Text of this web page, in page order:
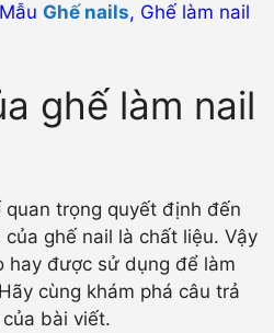
Ghế nails, Ghế làm nail
ghế làm nail
trọng quyết định đến
ghế nail là chất liệu. Vậy
hay được sử dụng để làm
cùng khám phá câu trả
bài viết.